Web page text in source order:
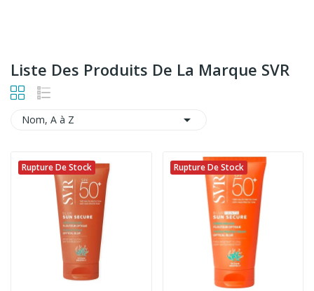
Liste Des Produits De La Marque SVR
Nom, A à Z 
Rupture De Stock Rupture De Stock